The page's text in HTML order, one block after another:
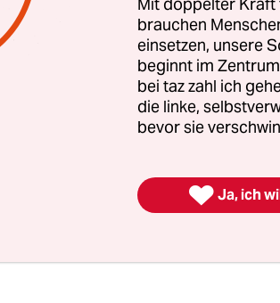
Zitat aus vergangenen Zeiten.
nicht besonders überragend
acht Szenen im Spiel, da sieht
Scheitel und Sahne im Fuß. In
brauchen
einsetzen, unsere
beginnt im
bei taz zahl ich
die linke,
bevor sie
 Ja, ich